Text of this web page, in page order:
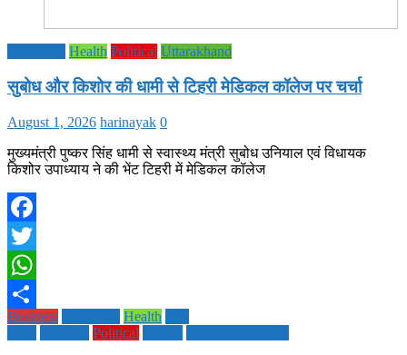
Health Political Uttarakhand
सुबोध और किशोर की धामी से टिहरी मेडिकल कॉलेज पर चर्चा
August 1, 2026 harinayak 0
मुख्यमंत्री पुष्कर सिंह धामी से स्वास्थ्य मंत्री सुबोध उनियाल एवं विधायक
किशोर उपाध्याय ने की भेंट टिहरी में मेडिकल कॉलेज
Facebook
Twitter
WhatsApp
Share
Business Health
Political